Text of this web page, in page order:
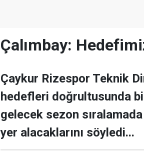
Çalımbay:
Çaykur Rizespor Teknik
hedefleri doğrultusunda
gelecek sezon
yer alacaklarını söyledi...